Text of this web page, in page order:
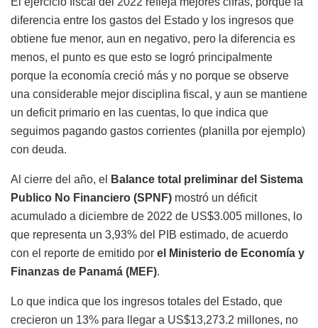
diferencia entre los gastos del Estado y los ingresos que
obtiene fue menor, aun en negativo, pero la diferencia es
menos, el punto es que esto se logró principalmente
porque la economía creció más y no porque se observe
una considerable mejor disciplina fiscal, y aun se mantiene
un deficit primario en las cuentas, lo que indica que
seguimos pagando gastos corrientes (planilla por ejemplo)
con deuda.
Al cierre del año, el
Balance total preliminar del Sistema
Publico No Financiero (SPNF) mostró un déficit
acumulado a diciembre de 2022 de US$3.005 millones, lo
que representa un 3,93% del PIB estimado, de acuerdo
con el reporte de emitido por el Ministerio de Economía y
Finanzas de Panamá (MEF).
Lo que indica que los ingresos totales del Estado, que
crecieron un 13% para llegar a US$13,273.2 millones, no